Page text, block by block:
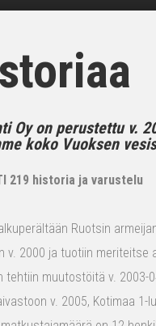
Oy on perustettu v.
koko Vuoksen
219 historia ja varustelu
Ruotsin
v. 2000 ja tuotiin meriteitse
tehtiin muutostöitä v. 2003-
v. 2005, Kotimaa 1-